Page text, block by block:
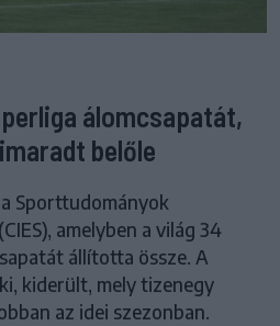
álomcsapatát,
belőle
Sporttudományok
amelyben a világ 34
állította össze. A
kiderült, mely tizenegy
az idei szezonban.